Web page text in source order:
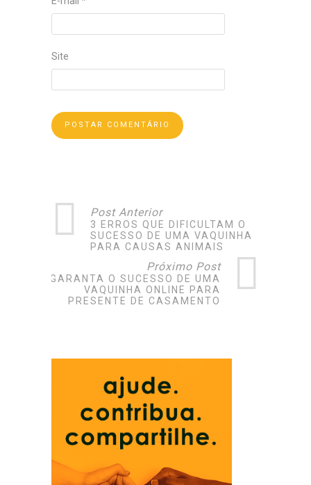
Site
Post Anterior
3 ERROS QUE DIFICULTAM O
SUCESSO DE UMA VAQUINHA
PARA CAUSAS ANIMAIS
Próximo Post
GARANTA O SUCESSO DE UMA
VAQUINHA ONLINE PARA
PRESENTE DE CASAMENTO